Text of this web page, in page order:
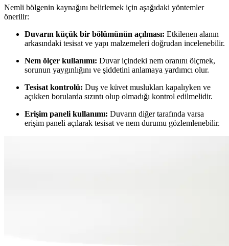
Nemli bölgenin kaynağını belirlemek için aşağıdaki yöntemler
önerilir:
Duvarın küçük bir bölümünün açılması: Etkilenen alanın
arkasındaki tesisat ve yapı malzemeleri doğrudan incelenebilir.
Nem ölçer kullanımı: Duvar içindeki nem oranını ölçmek,
sorunun yaygınlığını ve şiddetini anlamaya yardımcı olur.
Tesisat kontrolü: Duş ve küvet muslukları kapalıyken ve
açıkken borularda sızıntı olup olmadığı kontrol edilmelidir.
Erişim paneli kullanımı: Duvarın diğer tarafında varsa
erişim paneli açılarak tesisat ve nem durumu gözlemlenebilir.